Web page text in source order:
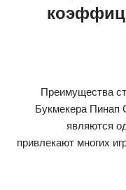
Преимущества
Букмекера Пинап
являются
привлекают многих